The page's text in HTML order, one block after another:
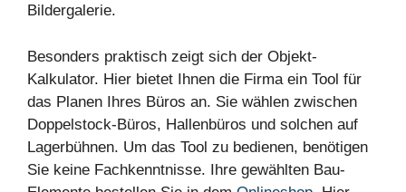
Bildergalerie.
Besonders praktisch zeigt sich der Objekt-
Kalkulator. Hier bietet Ihnen die Firma ein Tool für
das Planen Ihres Büros an. Sie wählen zwischen
Doppelstock-Büros, Hallenbüros und solchen auf
Lagerbühnen. Um das Tool zu bedienen, benötigen
Sie keine Fachkenntnisse. Ihre gewählten Bau-